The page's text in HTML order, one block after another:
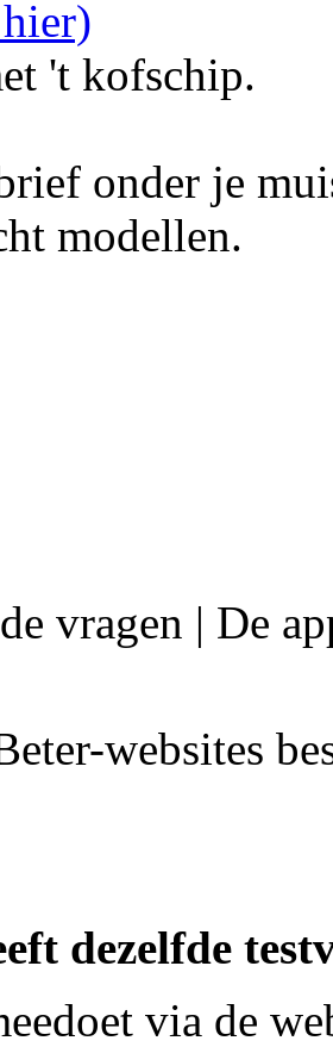
't kofschip.
onder je
modellen.
vragen | De
websites
dezelfde
via de